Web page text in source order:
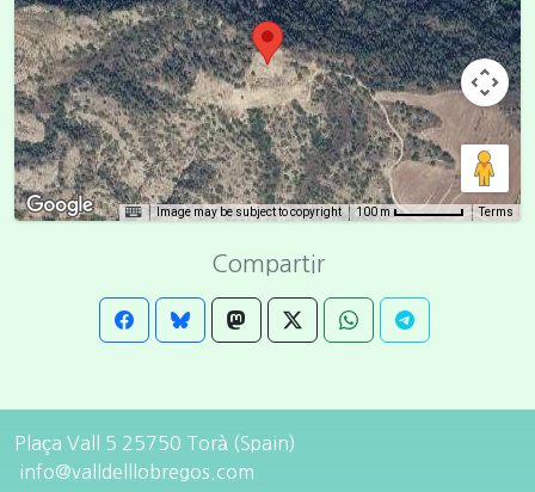
Image may be subject to copyright 100 m Terms
Compartir
Plaça Vall 5 25750 Torà (Spain)
info@valldelllobregos.com